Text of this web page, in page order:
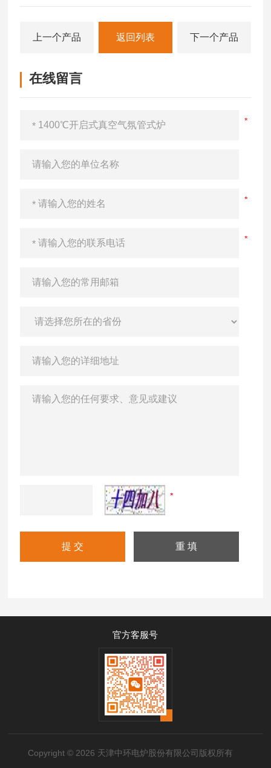
上一个产品 返回列表 下一个产品
在线留言
官方客服号
Copyright © 2026 天津中环电炉股份有限公司版权所有